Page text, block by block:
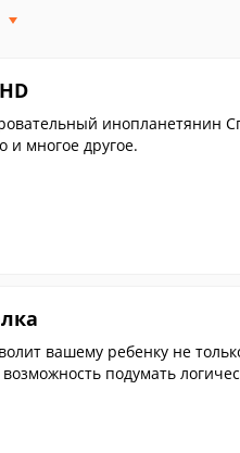
инопланетянин
многое другое.
вашему ребенку не
подумать